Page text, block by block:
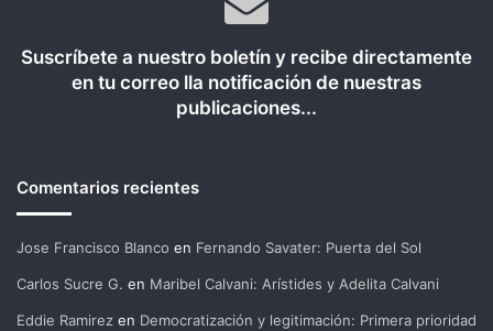
Suscríbete a nuestro boletín y recibe directamente
en tu correo lla notificación de nuestras
publicaciones...
Comentarios recientes
Jose Francisco Blanco en Fernando Savater: Puerta del Sol
Carlos Sucre G. en Maribel Calvani: Arístides y Adelita Calvani
Eddie Ramirez en Democratización y legitimación: Primera prioridad